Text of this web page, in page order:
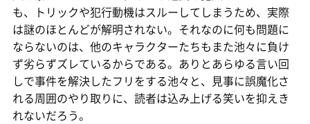
も、トリックや犯行動機はスルーしてしまうため、実際
は謎のほとんどが解明されない。それなのに何も問題に
ならないのは、他のキャラクターたちもまた池々に負け
ず劣らずズレているからである。ありとあらゆる言い回
しで事件を解決したフリをする池々と、見事に誤魔化さ
れる周囲のやり取りに、読者は込み上げる笑いを抑えき
れないだろう。